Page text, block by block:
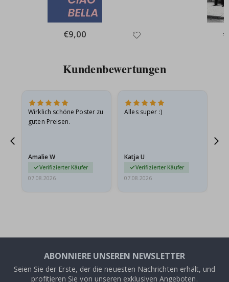
Special
Price
€9,00
Kundenbewertungen
Wirklich schöne Poster zu
guten Preisen.
Amalie W
Verifizierter Käufer
07.08.2026
Alles super :)
Katja U
Verifizierter Käufer
07.08.2026
ABONNIERE UNSEREN NEWSLETTER
Seien Sie der Erste, der die neuesten Nachrichten erhält, und
profitieren Sie von unseren exklusiven Angeboten.